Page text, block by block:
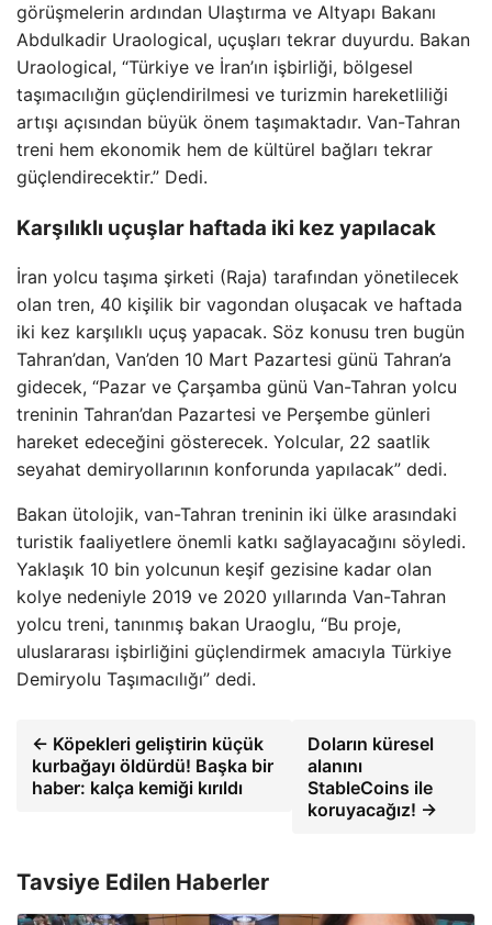
görüşmelerin ardından Ulaştırma ve Altyapı Bakanı
Abdulkadir Uraological, uçuşları tekrar duyurdu. Bakan
Uraological, “Türkiye ve İran’ın işbirliği, bölgesel
taşımacılığın güçlendirilmesi ve turizmin hareketliliği
artışı açısından büyük önem taşımaktadır. Van-Tahran
treni hem ekonomik hem de kültürel bağları tekrar
güçlendirecektir.” Dedi.
Karşılıklı uçuşlar haftada iki kez yapılacak
İran yolcu taşıma şirketi (Raja) tarafından yönetilecek
olan tren, 40 kişilik bir vagondan oluşacak ve haftada
iki kez karşılıklı uçuş yapacak. Söz konusu tren bugün
Tahran’dan, Van’den 10 Mart Pazartesi günü Tahran’a
gidecek, “Pazar ve Çarşamba günü Van-Tahran yolcu
treninin Tahran’dan Pazartesi ve Perşembe günleri
hareket edeceğini gösterecek. Yolcular, 22 saatlik
seyahat demiryollarının konforunda yapılacak” dedi.
Bakan ütolojik, van-Tahran treninin iki ülke arasındaki
turistik faaliyetlere önemli katkı sağlayacağını söyledi.
Yaklaşık 10 bin yolcunun keşif gezisine kadar olan
kolye nedeniyle 2019 ve 2020 yıllarında Van-Tahran
yolcu treni, tanınmış bakan Uraoglu, “Bu proje,
uluslararası işbirliğini güçlendirmek amacıyla Türkiye
Demiryolu Taşımacılığı” dedi.
← Köpekleri geliştirin küçük
kurbağayı öldürdü! Başka bir
haber: kalça kemiği kırıldı
Doların küresel
alanını
StableCoins ile
koruyacağız! →
Tavsiye Edilen Haberler